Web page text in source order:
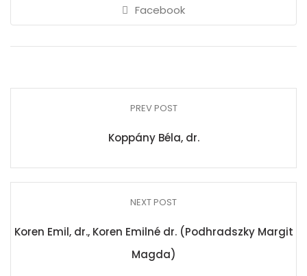
Facebook
PREV POST
Koppány Béla, dr.
NEXT POST
Koren Emil, dr., Koren Emilné dr. (Podhradszky Margit
Magda)